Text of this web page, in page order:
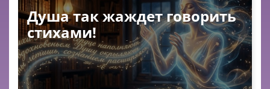
Душа так жаждет говорить
стихами!